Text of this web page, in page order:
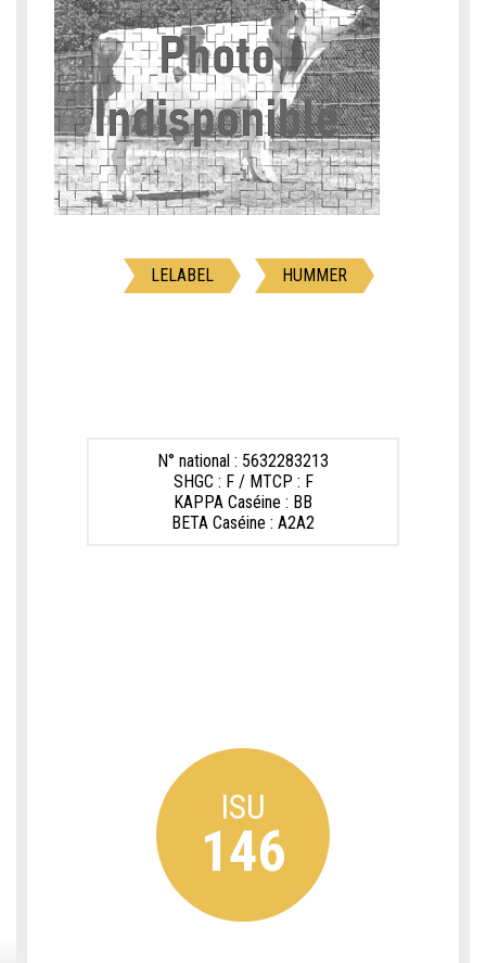
LELABEL HUMMER
N° national : 5632283213
SHGC : F / MTCP : F
KAPPA Caséine : BB
BETA Caséine : A2A2
ISU
146